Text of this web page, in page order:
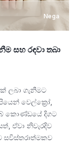
Nega
සහ රඳවා තබා
ලබා ගැනීමට
වෙල්ක්‍රෝ,
කොණ්ඩයේ දිගට
ඒවා නිවැරදිව
සවිස්තරාත්මකව